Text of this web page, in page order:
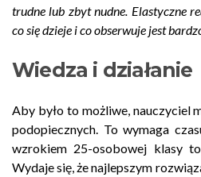
trudne lub zbyt nudne. Elastyczne
co się dzieje i co obserwuje jest
Wiedza i działanie
Aby było to możliwe, nauczyciel
podopiecznych. To wymaga
wzrokiem 25-osobowej klasy
Wydaje się, że najlepszym